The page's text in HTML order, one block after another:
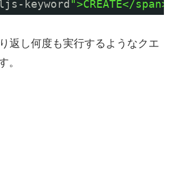
keyword ">CREATE</
返し何度も実行するようなクエ
。